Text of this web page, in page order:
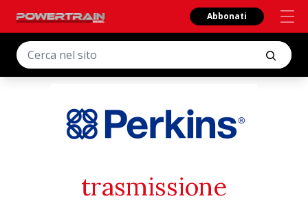
Abbonati
trasmissione